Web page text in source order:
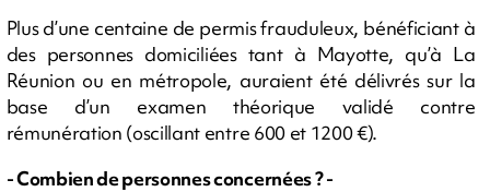
Plus d’une centaine de permis frauduleux, bénéficiant à
des personnes domiciliées tant à Mayotte, qu’à La
Réunion ou en métropole, auraient été délivrés sur la
base d’un examen théorique validé contre
rémunération (oscillant entre 600 et 1200 €).
- Combien de personnes concernées ? -